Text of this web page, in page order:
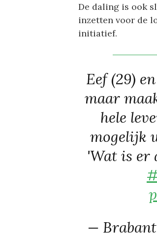
De daling is ook
inzetten voor de
initiatief.
Eef (29)
maar
hele
mogelijk
'Wat is er
—